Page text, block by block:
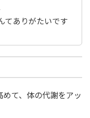
てありがたいです
て、体の代謝をアッ